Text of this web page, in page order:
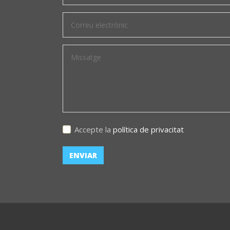
Accepte la política de privacitat